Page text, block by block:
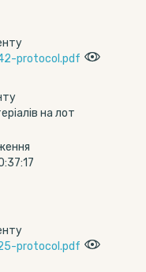
protocol.pdf
на лот
protocol.pdf